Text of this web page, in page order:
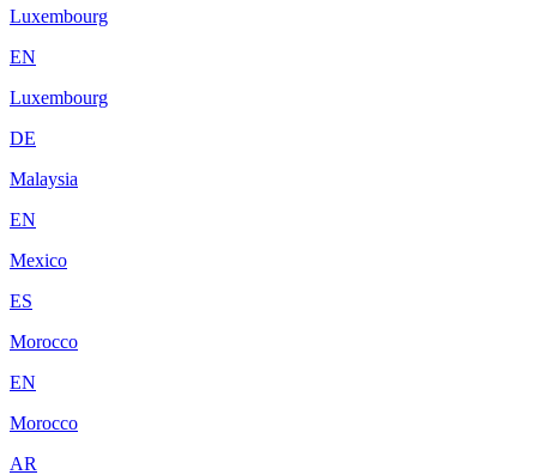
Luxembourg
EN
Luxembourg
DE
Malaysia
EN
Mexico
ES
Morocco
EN
Morocco
AR